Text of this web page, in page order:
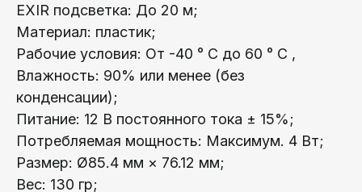
EXIR подсветка: До 20 м;
Материал: пластик;
Рабочие условия: От -40 ° C до 60 ° C ,
Влажность: 90% или менее (без
конденсации);
Питание: 12 В постоянного тока ± 15%;
Потребляемая мощность: Максимум. 4 Вт;
Размер: Ø85.4 мм × 76.12 мм;
Вес: 130 гр;